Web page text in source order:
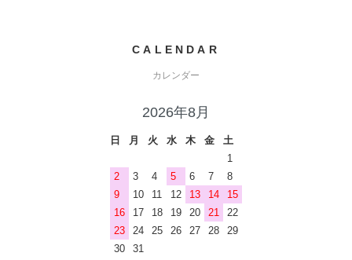
CALENDAR
カレンダー
2026年8月
日 月 火 水 木 金
土
1
2
3 4 5 6 7
8
9
10 11 12 13 14
15
16
17 18 19 20 21
22
23
24 25 26 27 28
29
30
31